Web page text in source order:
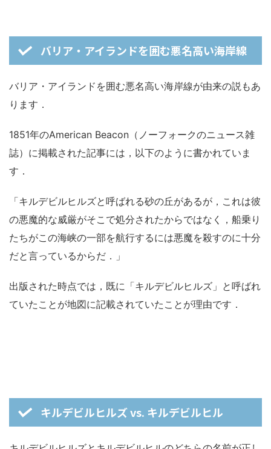
バリア・アイランドを囲む悪名高い海岸線
バリア・アイランドを囲む悪名高い海岸線が由来の説もあ
ります．
1851年のAmerican Beacon（ノーフォークのニュース雑
誌）に掲載された記事には，以下のように書かれていま
す．
「キルデビルヒルズと呼ばれる砂の丘があるが，これは彼
の悪魔的な威厳がそこで処分されたからではなく，船乗り
たちがこの海峡の一部を航行するには悪魔を殺すのに十分
だと言っているからだ．」
出版された時点では，既に「キルデビルヒルズ」と呼ばれ
ていたことが地図に記載されていたことが理由です．
キルデビルヒルズ vs. キルデビルヒル